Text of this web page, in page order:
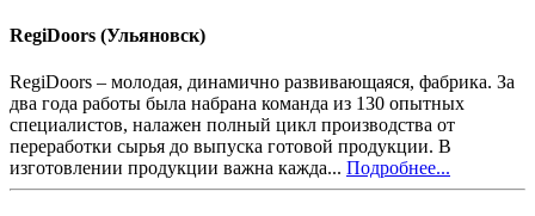
RegiDoоrs (Ульяновск)
RegiDoоrs – молодая, динамично развивающаяся, фабрика. За
два года работы была набрана команда из 130 опытных
специалистов, налажен полный цикл производства от
переработки сырья до выпуска готовой продукции. В
изготовлении продукции важна кажда... Подробнее...